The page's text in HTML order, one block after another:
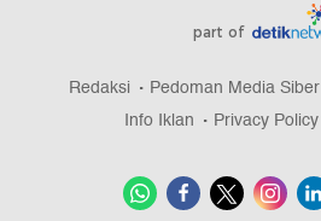
part of
Redaksi Pedoman Media Siber
Info Iklan
Privacy Policy